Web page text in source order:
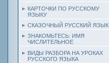
КАРТОЧКИ ПО РУССКОМУ
ЯЗЫКУ
СКАЗОЧНЫЙ РУССКИЙ ЯЗЫК
ЗНАКОМЬТЕСЬ: ИМЯ
ЧИСЛИТЕЛЬНОЕ
ВИДЫ РАЗБОРА НА УРОКАХ
РУССКОГО ЯЗЫКА